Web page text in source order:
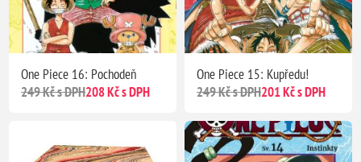
One Piece 16: Pochodeň
249 Kč s DPH208 Kč s DPH
One Piece 15: Kupředu!
249 Kč s DPH201 Kč s DPH